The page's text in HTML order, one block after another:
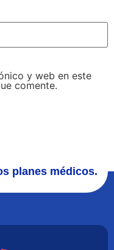
y web en este
comente.
planes médicos.